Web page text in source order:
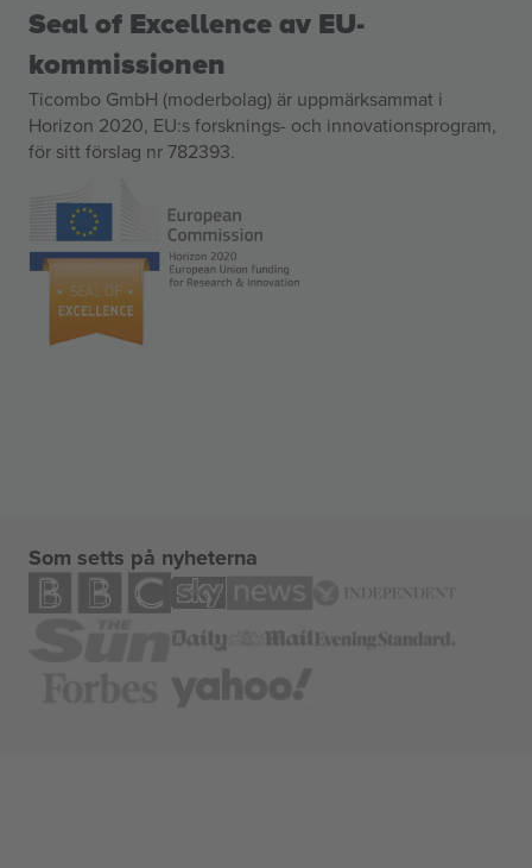
Seal of Excellence av EU-
kommissionen
Ticombo GmbH (moderbolag) är uppmärksammat i
Horizon 2020, EU:s forsknings- och innovationsprogram,
för sitt förslag nr 782393.
Som setts på nyheterna